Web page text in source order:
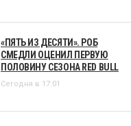
«ПЯТЬ ИЗ ДЕСЯТИ». РОБ
СМЕДЛИ ОЦЕНИЛ ПЕРВУЮ
ПОЛОВИНУ СЕЗОНА RED BULL
Сегодня в 17:01